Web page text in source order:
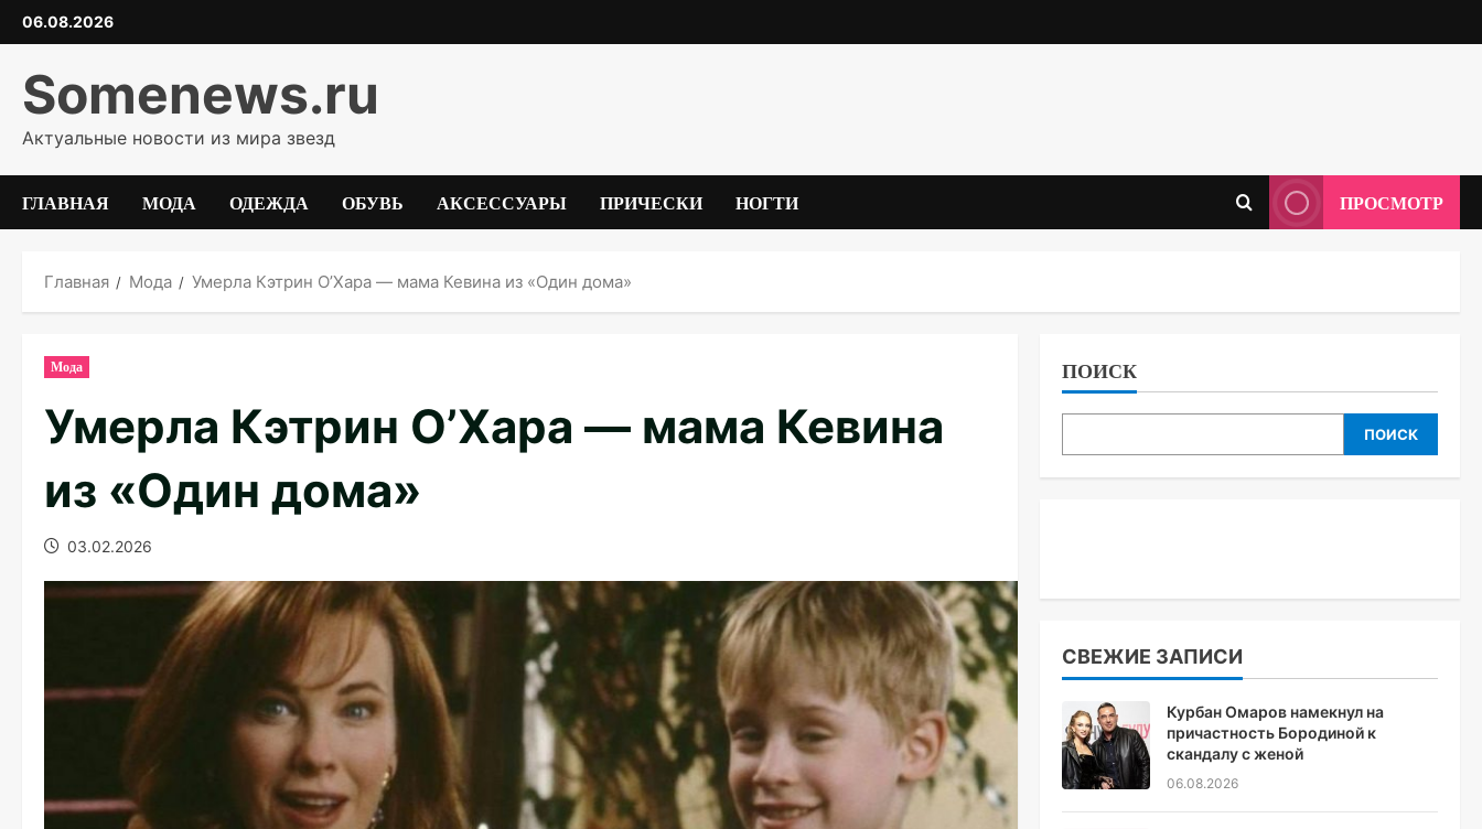
Перейти
к
содержимому
06.08.2026
Somenews.ru
Актуальные новости из мира звезд
ГЛАВНАЯ МОДА ОДЕЖДА ОБУВЬ АКСЕССУАРЫ ПРИЧЕСКИ НОГТИ ПРОСМОТР
Главная Мода Умерла Кэтрин О’Хара — мама Кевина из «Один дома»
Мода
Умерла Кэтрин О’Хара — мама Кевина
из «Один дома»
03.02.2026
ПОИСК
ПОИСК
СВЕЖИЕ ЗАПИСИ
Курбан Омаров намекнул на
причастность Бородиной к
скандалу с женой
06.08.2026